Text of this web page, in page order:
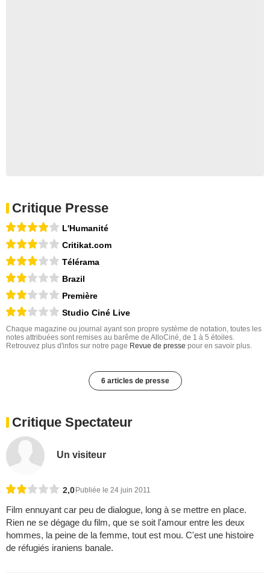
Critique Presse
L'Humanité
Critikat.com
Télérama
Brazil
Première
Studio Ciné Live
Chaque magazine ou journal ayant son propre système de notation, toutes les
notes attribuées sont remises au barême de AlloCiné, de 1 à 5 étoiles.
Retrouvez plus d'infos sur notre page Revue de presse pour en savoir plus.
6 articles de presse
Critique Spectateur
Un visiteur
2,0 Publiée le 24 juin 2011
Film ennuyant car peu de dialogue, long à se mettre en place.
Rien ne se dégage du film, que se soit l'amour entre les deux
hommes, la peine de la femme, tout est mou. C'est une histoire
de réfugiés iraniens banale.